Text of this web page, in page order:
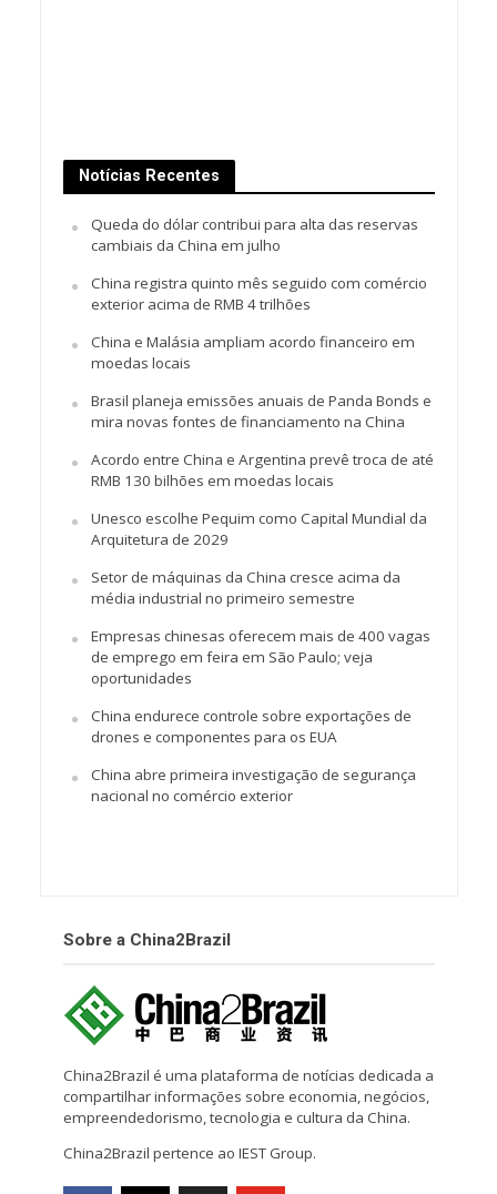
Notícias Recentes
Queda do dólar contribui para alta das reservas
cambiais da China em julho
China registra quinto mês seguido com comércio
exterior acima de RMB 4 trilhões
China e Malásia ampliam acordo financeiro em
moedas locais
Brasil planeja emissões anuais de Panda Bonds e
mira novas fontes de financiamento na China
Acordo entre China e Argentina prevê troca de até
RMB 130 bilhões em moedas locais
Unesco escolhe Pequim como Capital Mundial da
Arquitetura de 2029
Setor de máquinas da China cresce acima da
média industrial no primeiro semestre
Empresas chinesas oferecem mais de 400 vagas
de emprego em feira em São Paulo; veja
oportunidades
China endurece controle sobre exportações de
drones e componentes para os EUA
China abre primeira investigação de segurança
nacional no comércio exterior
Sobre a China2Brazil
China2Brazil é uma plataforma de notícias dedicada a
compartilhar informações sobre economia, negócios,
empreendedorismo, tecnologia e cultura da China.
China2Brazil pertence ao IEST Group.